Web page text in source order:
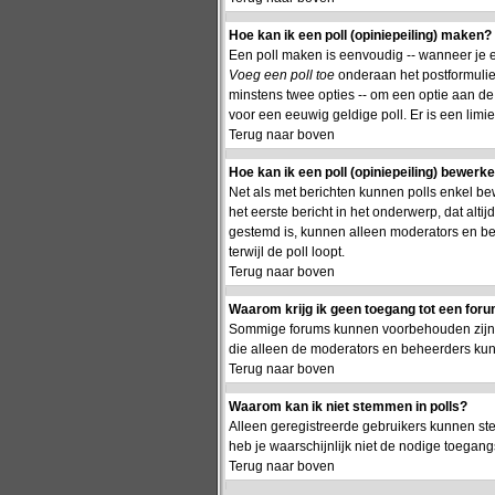
Hoe kan ik een poll (opiniepeiling) maken?
Een poll maken is eenvoudig -- wanneer je
Voeg een poll toe onderaan het
minstens twee opties -- om een optie aan
voor een eeuwig geldige poll. Er is een
Terug naar boven
Hoe kan ik een poll (opiniepeiling)
Net als met berichten kunnen polls enkel
het eerste bericht in het onderwerp, dat
gestemd is, kunnen alleen moderators en
terwijl de poll loopt.
Terug naar boven
Waarom krijg ik geen toegang tot een
Sommige forums kunnen voorbehouden
die alleen de moderators en beheerders
Terug naar boven
Waarom kan ik niet stemmen in polls?
Alleen geregistreerde gebruikers kunnen
heb je waarschijnlijk niet de nodige
Terug naar boven